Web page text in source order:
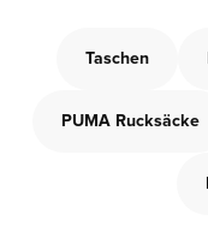
Taschen
PUMA Rucksäcke